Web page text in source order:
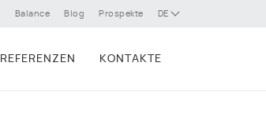
Balance Blog Prospekte DE
REFERENZEN KONTAKTE